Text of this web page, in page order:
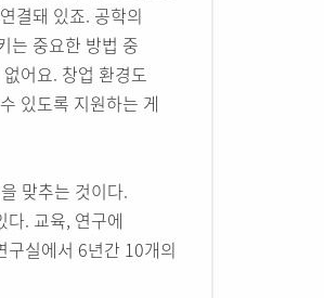
결돼 있죠. 공학의
는 중요한 방법 중
어요. 창업 환경도
있도록 지원하는 게
맞추는 것이다.
. 교육, 연구에
구실에서 6년간 10개의